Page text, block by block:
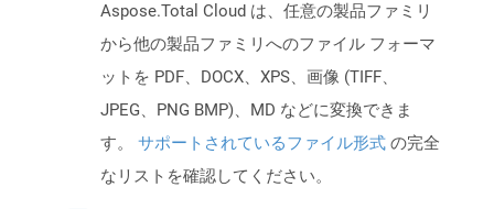
Aspose.Total Cloud は、任意の製品ファミリ
から他の製品ファミリへのファイル フォーマ
ットを PDF、DOCX、XPS、画像 (TIFF、
JPEG、PNG BMP)、MD などに変換できま
す。 サポートされているファイル形式 の完全
なリストを確認してください。